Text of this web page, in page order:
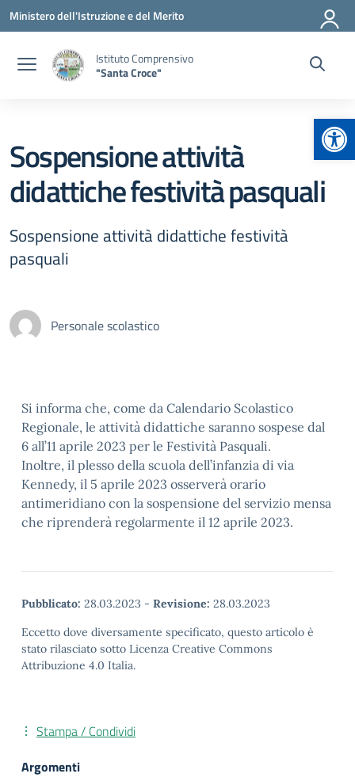
Vai ai contenuti
Vai al menu di navigazione
Vai al footer
Ministero dell'Istruzione e del Merito
Istituto Comprensivo
"Santa Croce"
Sospensione attività
didattiche festività pasquali
Sospensione attività didattiche festività
pasquali
Personale scolastico
Si informa che, come da Calendario Scolastico
Regionale, le attività didattiche saranno sospese dal
6 all’11 aprile 2023 per le Festività Pasquali.
Inoltre, il plesso della scuola dell’infanzia di via
Kennedy, il 5 aprile 2023 osserverà orario
antimeridiano con la sospensione del servizio mensa
che riprenderà regolarmente il 12 aprile 2023.
Pubblicato: 28.03.2023 - Revisione: 28.03.2023
Eccetto dove diversamente specificato, questo articolo è
stato rilasciato sotto Licenza Creative Commons
Attribuzione 4.0 Italia.
Stampa / Condividi
Argomenti